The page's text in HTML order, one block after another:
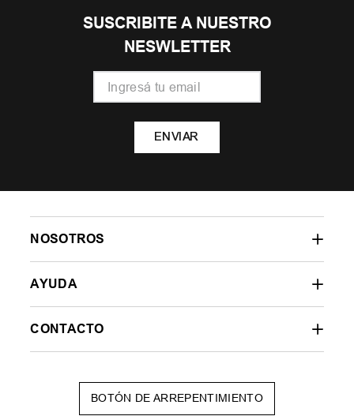
SUSCRIBITE A NUESTRO
NESWLETTER
ENVIAR
NOSOTROS
AYUDA
CONTACTO
BOTÓN DE ARREPENTIMIENTO